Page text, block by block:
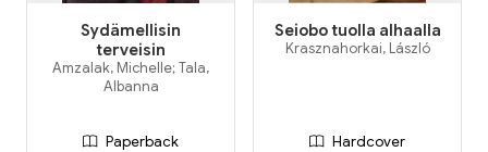
Sydämellisin
terveisin
Amzalak, Michelle; Tala,
Albanna
Paperback
Seiobo tuolla alhaalla
Krasznahorkai, László
Hardcover